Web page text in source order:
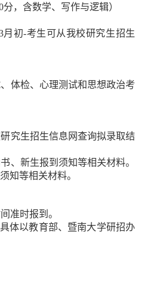
分，含数学、写作与逻辑）
月初-考生可从我校研究生招生
体检、心理测试和思想政治考
究生招生信息网查询拟录取结
、新生报到须知等相关材料。
知等相关材料。
准时报到。
体以教育部、暨南大学研招办